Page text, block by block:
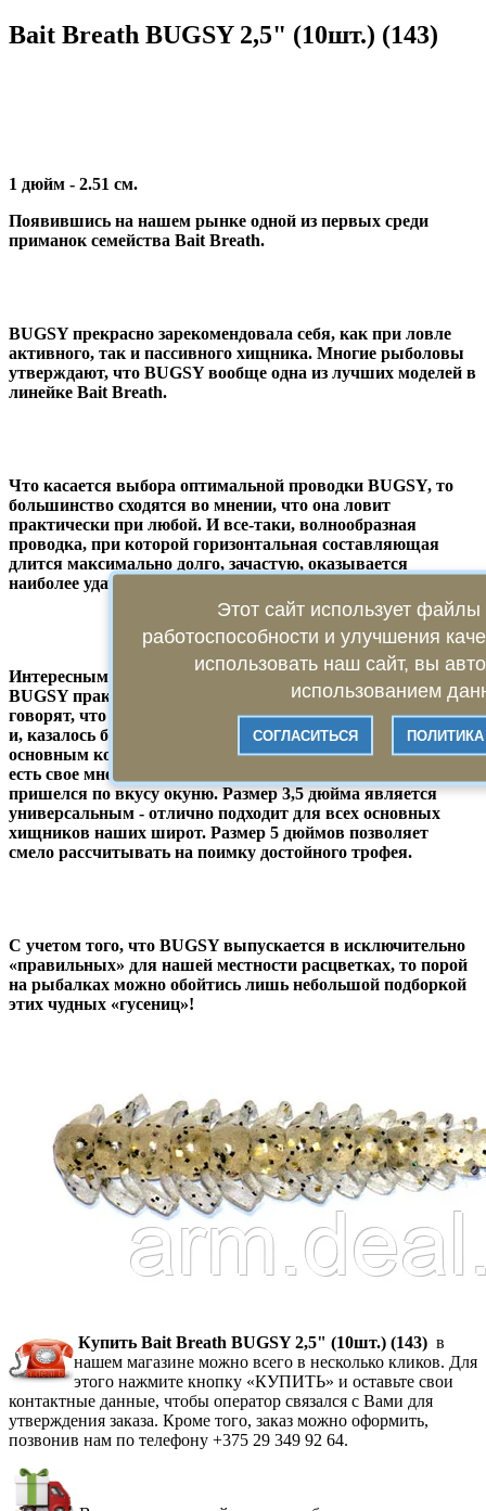
Bait Breath BUGSY 2,5" (10шт.) (143)
1 дюйм - 2.51 см.
Появившись на нашем рынке одной из первых среди
приманок семейства Bait Breath.
BUGSY прекрасно зарекомендовала себя, как при ловле
активного, так и пассивного хищника. Многие рыболовы
утверждают, что BUGSY вообще одна из лучших моделей в
линейке Bait Breath.
Что касается выбора оптимальной проводки BUGSY, то
большинство сходятся во мнении, что она ловит
практически при любой. И все-таки, волнообразная
проводка, при которой горизонтальная составляющая
длится максимально долго, зачастую, оказывается
наиболее удачной.
Интересным наблюдением оказалось и то, что уловистость
BUGSY практически не изменяется с потерей хвоста. Одни
говорят, что BUGSY это «гусеница», другие – «пескожил»,
и, казалось бы, для нашего хищника они не являются
основным кормом, но у окуня, щуки и даже судака на это
есть свое мнение. Размер 2,5 дюйма больше всего
пришелся по вкусу окуню. Размер 3,5 дюйма является
универсальным - отлично подходит для всех основных
хищников наших широт. Размер 5 дюймов позволяет
смело рассчитывать на поимку достойного трофея.
С учетом того, что BUGSY выпускается в исключительно
«правильных» для нашей местности расцветках, то порой
на рыбалках можно обойтись лишь небольшой подборкой
этих чудных «гусениц»!
Купить Bait Breath BUGSY 2,5" (10шт.) (143) в
нашем магазине можно всего в несколько кликов. Для
этого нажмите кнопку «КУПИТЬ» и оставьте свои
контактные данные, чтобы оператор связался с Вами для
утверждения заказа. Кроме того, заказ можно оформить,
позвонив нам по телефону +375 29 349 92 64.
Этот сайт использует
работоспособности и улучшения
использовать наш сайт, вы
использованием
СОГЛАСИТЬСЯ